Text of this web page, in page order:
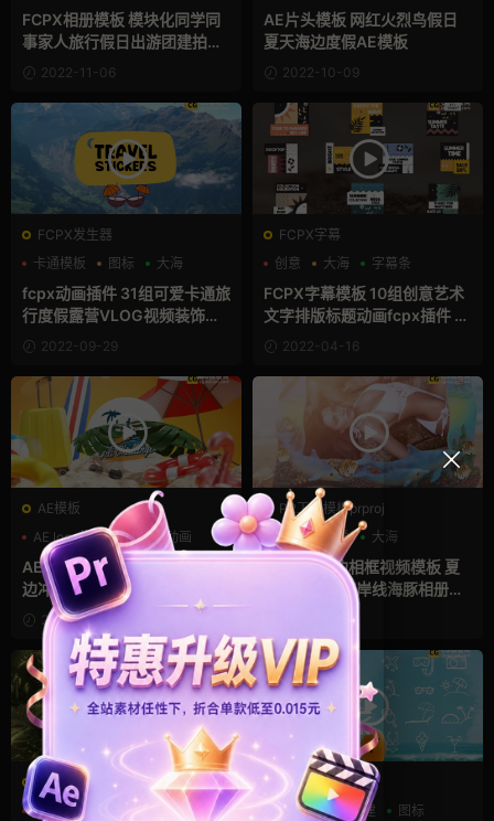
FCPX相册模板 模块化同学同
事家人旅行假日出游团建拍立
得回忆2022-11-06
AE片头模板 网红火烈鸟假日
夏天海边度假AE模板
2022-10-09
FCPX发生器
卡通模板
图标 大海
fcpx动画插件 31组可爱卡通旅
行度假露营VLOG视频装饰贴
纸动画FinalCutPro插件
2022-09-29
FCPX字幕
创意
大海 字幕条
FCPX字幕模板 10组创意艺术
文字排版标题动画fcpx插件 S
ummer Time Sale
2022-04-16
AE模板
AE logo模板
LOGO动画
儿童
AE模板：三维夏日度假沙滩海
边冲浪厂标3D动画LOGO模板
Summer Logo
2022-01-02
PR工程模板prproj
三维
可爱 大海
PR模板 海边相框视频模板 夏
天回忆实景海岸线海豚相册幻
2021-12-23
PR工程模板prproj
LOGO动画
pr logo模板
FCPX字幕
卡通模板
团建 图标